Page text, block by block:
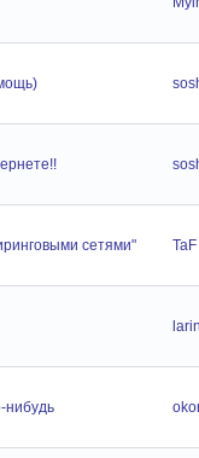
сетями" TaF
нибудь